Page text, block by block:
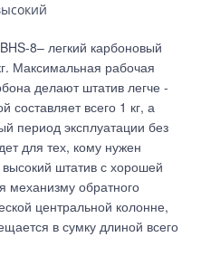
8– легкий карбоновый
Максимальная рабочая
делают штатив легче -
составляет всего 1 кг, а
период эксплуатации без
для тех, кому нужен
штатив с хорошей
механизму обратного
центральной колонне,
в сумку длиной всего